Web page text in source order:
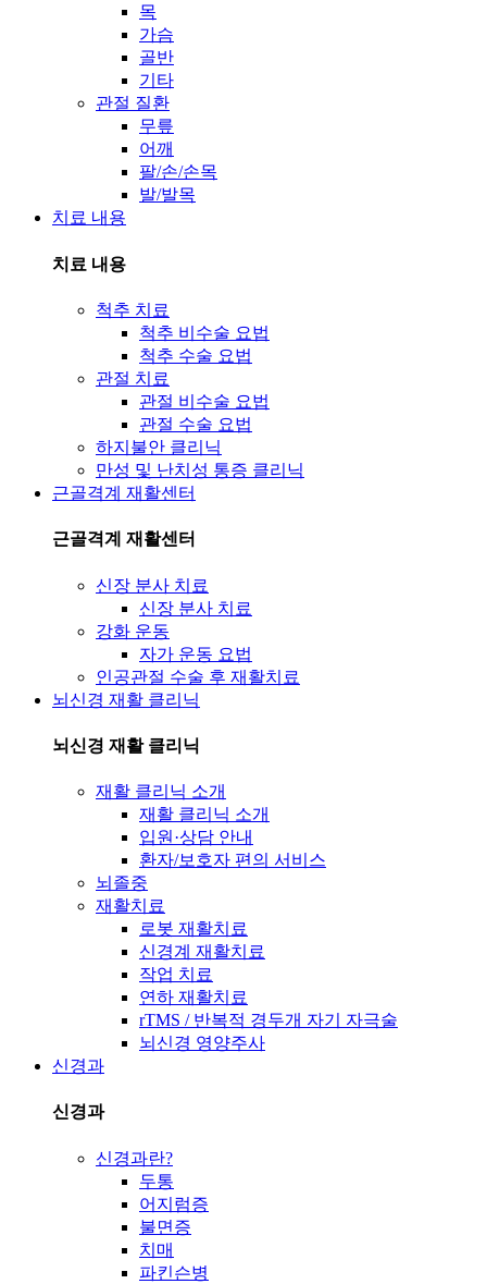
목
가슴
골반
기타
관절 질환
무릎
어깨
팔/손/손목
발/발목
치료 내용
치료 내용
척추 치료
척추 비수술 요법
척추 수술 요법
관절 치료
관절 비수술 요법
관절 수술 요법
하지불안 클리닉
만성 및 난치성 통증 클리닉
근골격계 재활센터
근골격계 재활센터
신장 분사 치료
신장 분사 치료
강화 운동
자가 운동 요법
인공관절 수술 후 재활치료
뇌신경 재활 클리닉
뇌신경 재활 클리닉
재활 클리닉 소개
재활 클리닉 소개
입원·상담 안내
환자/보호자 편의 서비스
뇌졸중
재활치료
로봇 재활치료
신경계 재활치료
작업 치료
연하 재활치료
rTMS / 반복적 경두개 자기 자극술
뇌신경 영양주사
신경과
신경과
신경과란?
두통
어지럼증
불면증
치매
파킨슨병